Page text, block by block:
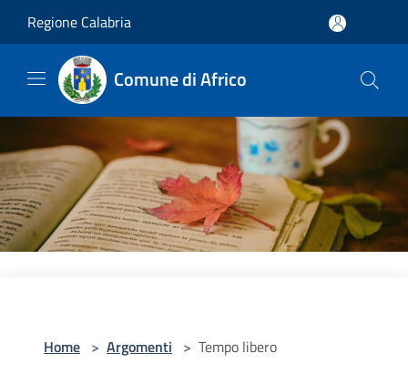
Regione Calabria
Comune di Africo
Home > Argomenti > Tempo libero